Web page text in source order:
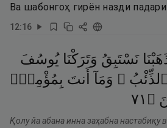
Ва шабонгоҳ гирён назди
12:16
نَسْتَبِقُ وَتَرَكْنَا يُوسُفَ
ٱلذِّئْبُ ۖ وَمَآ أَنتَ بِمُؤْمِنٍۢ
۝ ١٧
Қолу йа абана инна заҳабна настабиқу